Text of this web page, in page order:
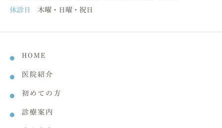
休診日
木曜・日曜・祝日
HOME
医院紹介
初めての方
診療案内